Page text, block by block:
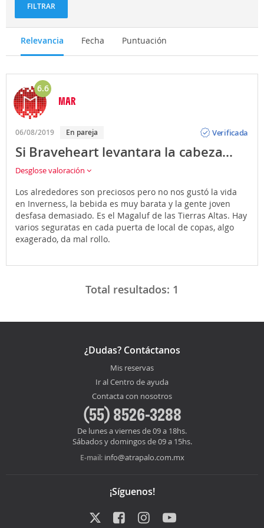
FILTRAR
Relevancia Fecha Puntuación
6.6
MAR
06/08/2019 En pareja
Verificada
Si Braveheart levantara la cabeza...
Desglose valoración
Los alrededores son preciosos pero no nos gustó la vida
en Inverness, la bebida es muy barata y la gente joven
desfasa demasiado. Es el Magaluf de las Tierras Altas. Hay
varios seguratas en cada puerta de local de copas, algo
exagerado, da mal rollo.
Total resultados: 1
¿Dudas? Contáctanos
Mis reservas
Ir al Centro de ayuda
Contacta con nosotros
(55) 8526-3288
De lunes a viernes de 09 a 18hs.
Sábados y domingos de 09 a 15hs.
E-mail: info@atrapalo.com.mx
¡Síguenos!